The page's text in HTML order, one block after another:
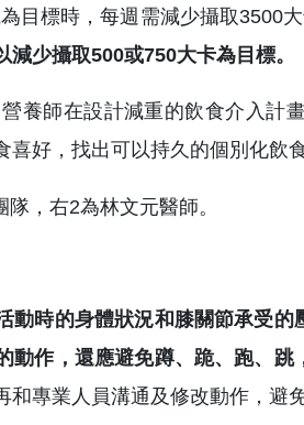
目標時，每週需減少攝取3500
少攝取500或750大卡為目標。
養師在設計減重的飲食介入計
好，找出可以持久的個別化飲食
動時的身體狀況和膝關節承受
動作，還應避免蹲、跪、跑、跳
專業人員溝通及修改動作，避